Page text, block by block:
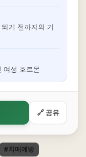
기 전까지의 기
여성 호르몬
🔗 공유
#치매예방